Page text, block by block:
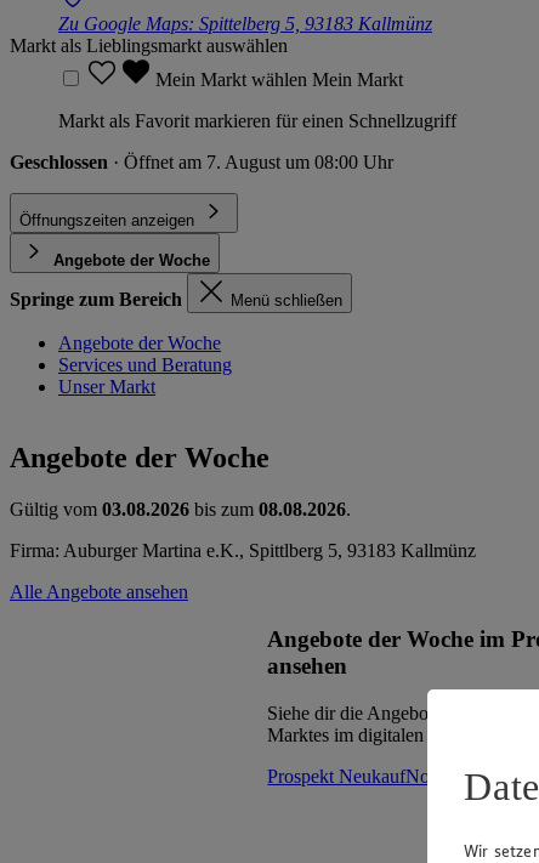
Zu Google Maps: Spittelberg 5, 93183 Kallmünz
Markt als Lieblingsmarkt auswählen
Mein Markt wählen Mein Markt
Markt als Favorit markieren für einen Schnellzugriff
Geschlossen · Öffnet am 7. August um 08:00 Uhr
Öffnungszeiten anzeigen
Angebote der Woche
Springe zum Bereich Menü schließen
Angebote der Woche
Services und Beratung
Unser Markt
Angebote der Woche
Gültig vom 03.08.2026 bis zum 08.08.2026.
Firma: Auburger Martina e.K., Spittlberg 5, 93183 Kallmünz
Alle Angebote ansehen
Angebote der Woche im
ansehen
Siehe dir die Angebote der Woche
Marktes im digitalen Blätterkatalog
Prospekt NeukaufNord im Browser
Wir